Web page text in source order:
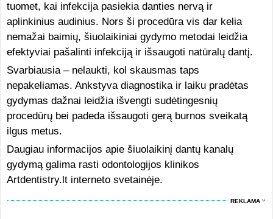
tuomet, kai infekcija pasiekia danties nervą ir
aplinkinius audinius. Nors ši procedūra vis dar kelia
nemažai baimių, šiuolaikiniai gydymo metodai leidžia
efektyviai pašalinti infekciją ir išsaugoti natūralų dantį.
Svarbiausia – nelaukti, kol skausmas taps
nepakeliamas. Ankstyva diagnostika ir laiku pradėtas
gydymas dažnai leidžia išvengti sudėtingesnių
procedūrų bei padeda išsaugoti gerą burnos sveikatą
ilgus metus.
Daugiau informacijos apie šiuolaikinį dantų kanalų
gydymą galima rasti odontologijos klinikos
Artdentistry.lt interneto svetainėje.
REKLAMA